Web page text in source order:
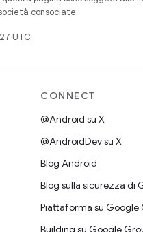
consociate.
UTC.
CONNECT
@Android su X
@AndroidDev su X
Blog Android
Blog sulla sicurezza di
Piattaforma su Google
Building su Google